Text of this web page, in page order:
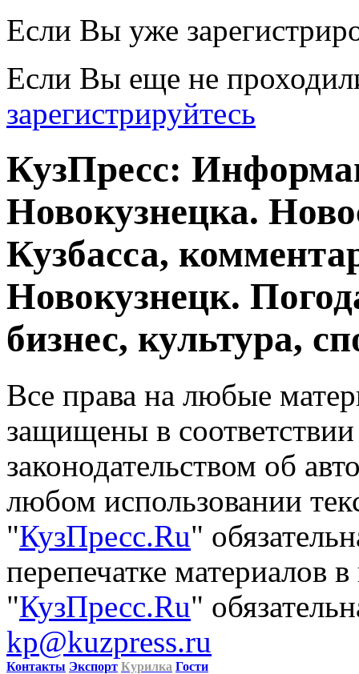
Если Вы уже
Если Вы еще не
зарегистрируйтесь
КузПресс:
Новокузнецка.
Кузбасса,
Новокузнецк.
бизнес, культура,
Все права на любые
защищены в
законодательством об
любом использовании
"КузПресс.Ru"
перепечатке материалов
"КузПресс.Ru"
kp@kuzpress.ru
Контакты Экспорт Курилка Гости